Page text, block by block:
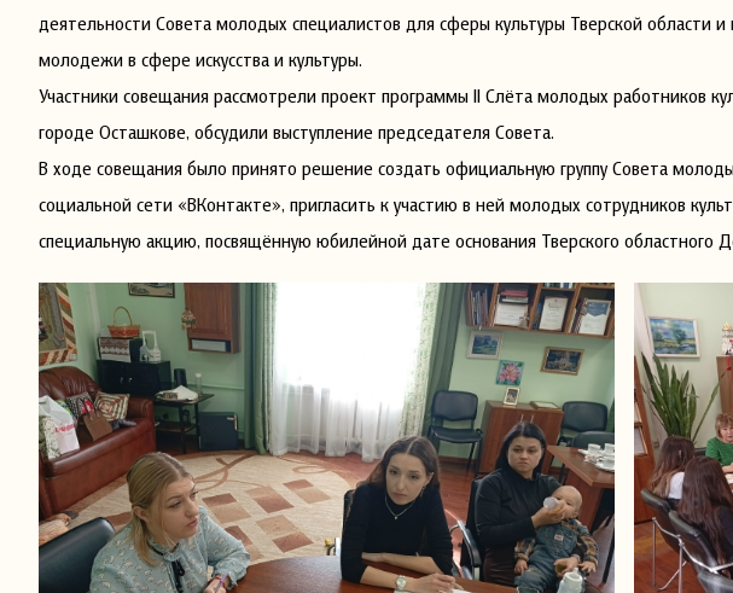
деятельности Совета молодых специалистов для сферы культуры Тверской области
молодежи в сфере искусства и культуры.
Участники совещания рассмотрели проект программы II Слёта молодых работников
городе Осташкове, обсудили выступление председателя Совета.
В ходе совещания было принято решение создать официальную группу Совета
социальной сети «ВКонтакте», пригласить к участию в ней молодых сотрудников
специальную акцию, посвящённую юбилейной дате основания Тверского областного